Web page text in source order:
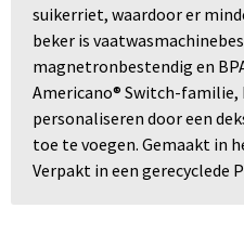
suikerriet, waardoor er
beker is
magnetronbestendig en
Americano® Switch-familie,
personaliseren door een
toe te voegen. Gemaakt in
Verpakt in een gerecyclede